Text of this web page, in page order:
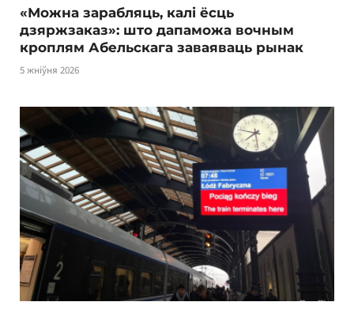
«Можна зарабляць, калі ёсць
дзяржзаказ»: што дапаможа вочным
кроплям Абельскага заваяваць рынак
5 жніўня 2026